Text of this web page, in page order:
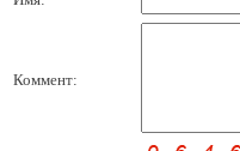
Коммент: